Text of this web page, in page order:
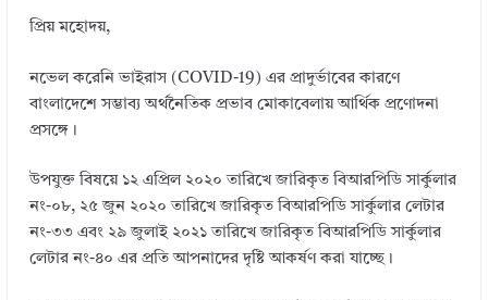
প্রিয় মহোদয়,
নভেল করেনি ভাইরাস (COVID-19) এর প্রাদুর্ভাবের কারণে
বাংলাদেশে সম্ভাব্যঅর্থনৈতিক প্রভাব মােকাবেলায় আর্থিক প্রণোদনা
প্রসঙ্গে।
উপযুক্ত বিষয়ে ১২ এপ্রিল ২০২০ তারিখে জারিকৃত বিআরপিডি সার্কুলার
নং-০৮, ২৫ জুন ২০২০ তারিখে জারিকৃত বিআরপিডি সার্কুলার লেটার
নং-৩৩ এবং ২৯ জুলাই ২০২১ তারিখে জারিকৃত বিআরপিডি সার্কুলার
লেটার নং-৪০ এর প্রতি আপনাদের দৃষ্টি আকর্ষণ করা যাচ্ছে।